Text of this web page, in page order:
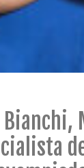
Bianchi,